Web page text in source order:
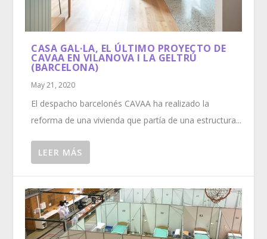
CASA GAL·LA, EL ÚLTIMO PROYECTO DE
CAVAA EN VILANOVA I LA GELTRÚ
(BARCELONA)
May 21, 2020
El despacho barcelonés CAVAA ha realizado la
reforma de una vivienda que partía de una estructura...
LEER MÁS